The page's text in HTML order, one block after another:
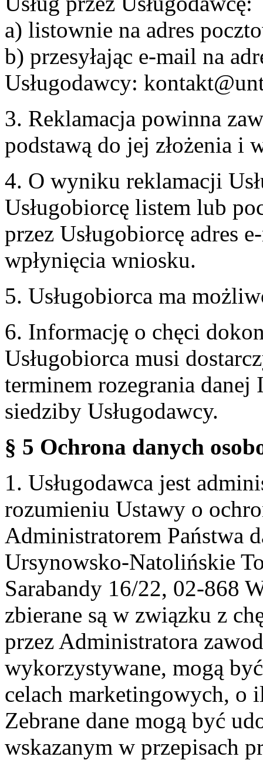
a) listownie na adres
b) przesyłając e-mail na
Usługodawcy:
3. Reklamacja powinna
podstawą do jej złożenia i
4. O wyniku reklamacji
Usługobiorcę listem lub
przez Usługobiorcę adres
wpłynięcia wniosku.
5. Usługobiorca ma
6. Informację o chęci
Usługobiorca musi
terminem rozegrania
siedziby Usługodawcy.
§ 5 Ochrona danych
1. Usługodawca jest
rozumieniu Ustawy o
Administratorem Państwa
Ursynowsko-Natolińskie
Sarabandy 16/22, 02-868
zbierane są w związku z
przez Administratora
wykorzystywane, mogą
celach marketingowych, o
Zebrane dane mogą być
wskazanym w przepisach